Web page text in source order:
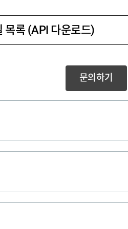
목록 (API 다운로드)
문의하기